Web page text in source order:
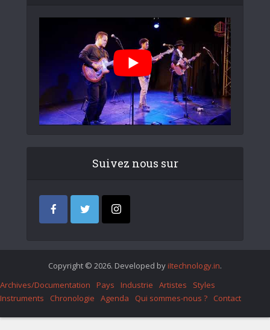
Suivez nous sur
Copyright © 2026. Developed by iItechnology.in.
Archives/Documentation
Pays Industrie Artistes
Styles
Instruments
Chronologie Agenda Qui sommes-nous ? Contact